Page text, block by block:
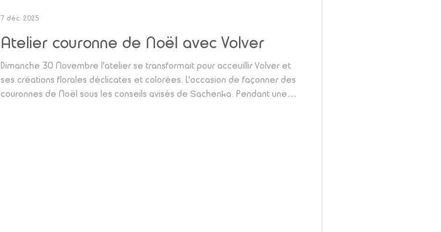
Atelier couronne de Noël avec Volver
Dimanche 30 Novembre l'atelier se transformait pour acceuillir Volver et
ses créations florales déclicates et colorées. L'occasion de façonner des
couronnes de Noël sous les conseils avisés de Sachenka. Pendant une
7 déc. 2025